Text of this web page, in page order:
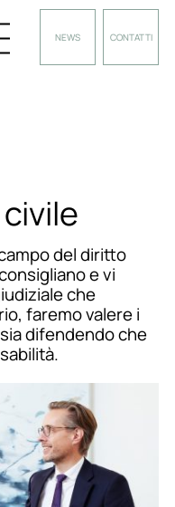
NEWS CONTATTI
del diritto
e vi
che
faremo valere i
difendendo che